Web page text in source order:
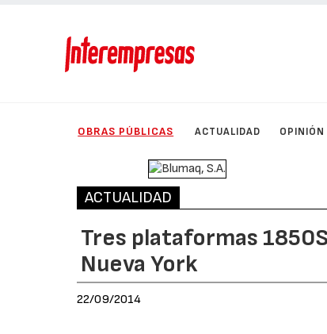
OBRAS PÚBLICAS ACTUALIDAD OPINIÓN
ACTUALIDAD
Tres plataformas
Nueva York
22/09/2014